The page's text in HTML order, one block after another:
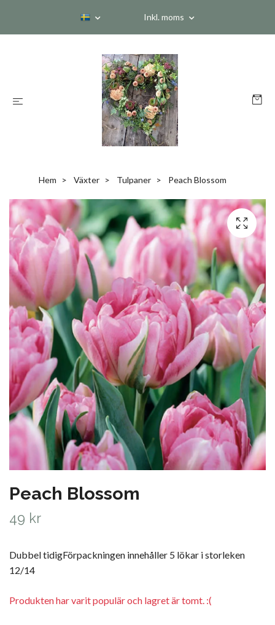
Inkl. moms
Hem Växter Tulpaner Peach Blossom
Peach Blossom
49 kr
Dubbel tidigFörpackningen innehåller 5 lökar i storleken
12/14
Produkten har varit populär och lagret är tomt. :(